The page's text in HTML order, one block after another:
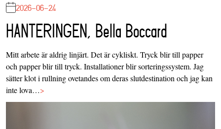
2026-06-24
HANTERINGEN, Bella Boccard
Mitt arbete är aldrig linjärt. Det är cykliskt. Tryck blir till papper
och papper blir till tryck. Installationer blir sorteringssystem. Jag
sätter klot i rullning ovetandes om deras slutdestination och jag kan
inte lova…>